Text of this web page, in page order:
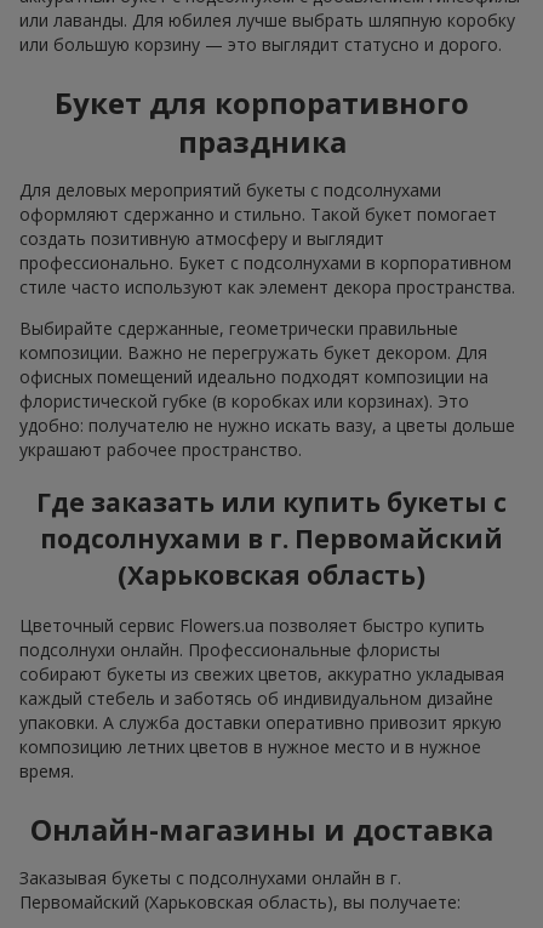
или лаванды. Для юбилея лучше выбрать шляпную коробку
или большую корзину — это выглядит статусно и дорого.
Букет для корпоративного
праздника
Для деловых мероприятий букеты с подсолнухами
оформляют сдержанно и стильно. Такой букет помогает
создать позитивную атмосферу и выглядит
профессионально. Букет с подсолнухами в корпоративном
стиле часто используют как элемент декора пространства.
Выбирайте сдержанные, геометрически правильные
композиции. Важно не перегружать букет декором. Для
офисных помещений идеально подходят композиции на
флористической губке (в коробках или корзинах). Это
удобно: получателю не нужно искать вазу, а цветы дольше
украшают рабочее пространство.
Где заказать или купить букеты с
подсолнухами в г. Первомайский
(Харьковская область)
Цветочный сервис Flowers.ua позволяет быстро купить
подсолнухи онлайн. Профессиональные флористы
собирают букеты из свежих цветов, аккуратно укладывая
каждый стебель и заботясь об индивидуальном дизайне
упаковки. А служба доставки оперативно привозит яркую
композицию летних цветов в нужное место и в нужное
время.
Онлайн-магазины и доставка
Заказывая букеты с подсолнухами онлайн в г.
Первомайский (Харьковская область), вы получаете: